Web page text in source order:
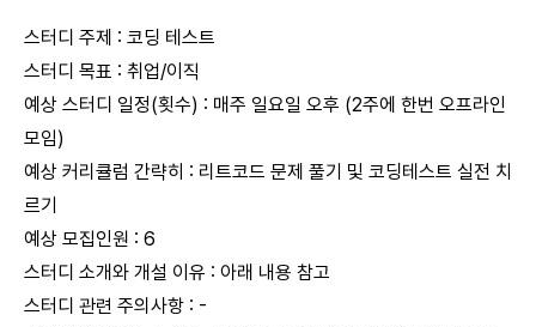
스터디 주제 : 코딩 테스트
스터디 목표 : 취업/이직
예상 스터디 일정(횟수) : 매주 일요일 오후 (2주에 한번 오프라인
모임)
예상 커리큘럼 간략히 : 리트코드 문제 풀기 및 코딩테스트 실전 치
르기
예상 모집인원 : 6
스터디 소개와 개설 이유 : 아래 내용 참고
스터디 관련 주의사항 : -